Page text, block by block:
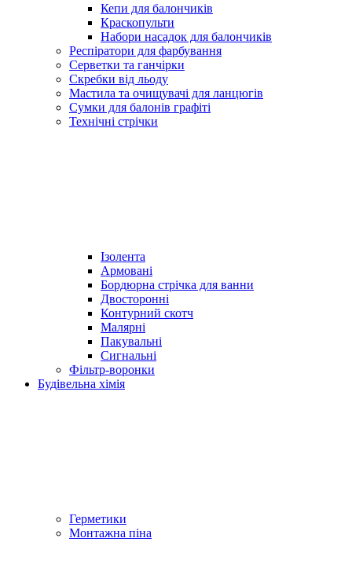
Кепи для балончиків
Краскопульти
Набори насадок для балончиків
Респіратори для фарбування
Серветки та ганчірки
Скребки від льоду
Мастила та очищувачі для ланцюгів
Сумки для балонів графіті
Технічні стрічки
Ізолента
Армовані
Бордюрна стрічка для ванни
Двосторонні
Контурний скотч
Малярні
Пакувальні
Сигнальні
Фільтр-воронки
Будівельна хімія
Герметики
Монтажна піна